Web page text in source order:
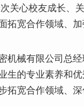
关心校友成长、
拓宽合作领域、
械有限公司总经
生的专业素养和
拓宽合作领域、